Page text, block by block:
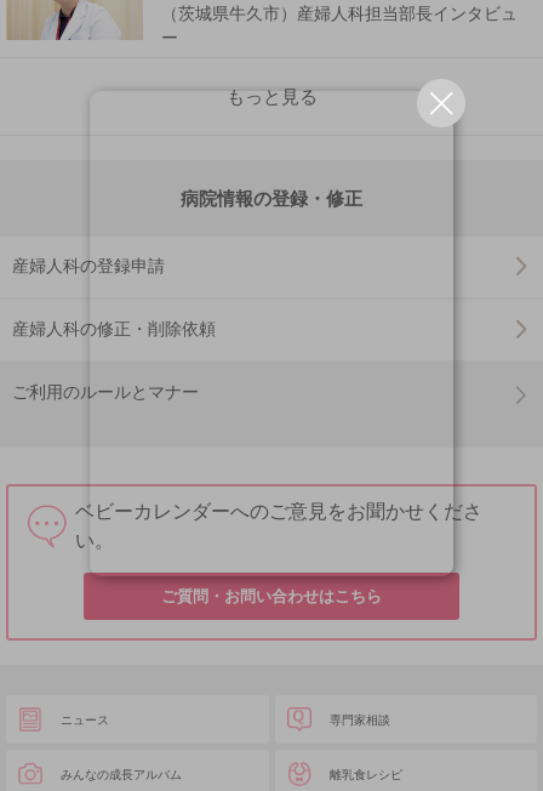
（茨城県牛久市）産婦人科担当部長インタビュ
ー
もっと見る
病院情報の登録・修正
産婦人科の登録申請
産婦人科の修正・削除依頼
ご利用のルールとマナー
ベビーカレンダーへのご意見をお聞かせくださ
い。
ご質問・お問い合わせはこちら
ニュース
みんなの成長アルバム
専門家相談
離乳食レシピ